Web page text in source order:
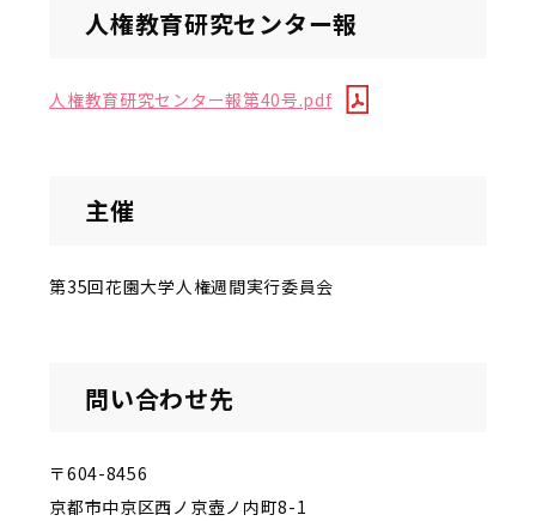
人権教育研究センター報
人権教育研究センター報第40号.pdf
主催
第35回花園大学人権週間実行委員会
問い合わせ先
〒604-8456
京都市中京区西ノ京壺ノ内町8-1